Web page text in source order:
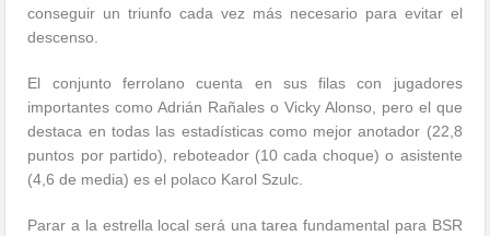
conseguir un triunfo cada vez más necesario para evitar el
descenso.
El conjunto ferrolano cuenta en sus filas con jugadores
importantes como Adrián Rañales o Vicky Alonso, pero el que
destaca en todas las estadísticas como mejor anotador (22,8
puntos por partido), reboteador (10 cada choque) o asistente
(4,6 de media) es el polaco Karol Szulc.
Parar a la estrella local será una tarea fundamental para BSR